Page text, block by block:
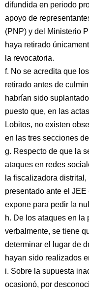
difundida en periodo
apoyo de
(PNP) y del Ministerio
haya retirado
la revocatoria.
f. No se acredita que
retirado antes de
habrían sido
puesto que, en las
Lobitos, no existen
en las tres secciones
g. Respecto de que la
ataques en redes
la fiscalizadora
presentado ante el
expone para pedir la
h. De los ataques en la
verbalmente, se tiene
determinar el lugar de
hayan sido realizados
i. Sobre la supuesta
ocasionó, por